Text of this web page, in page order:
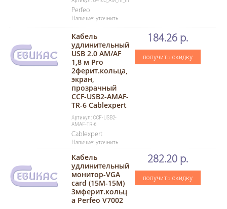
Perfeo
Наличие: уточнить
Кабель
удлинительный
USB 2.0 AM/AF
1,8 м Pro
2ферит.кольца,
экран,
прозрачный
CCF-USB2-AMAF-
TR-6 Cablexpert
Артикул: CCF-USB2-
AMAF-TR-6
Cablexpert
Наличие: уточнить
184.26 р.
получить скидку
Кабель
удлинительный
монитор-VGA
card (15M-15M)
3мферит.кольц
а Perfeo V7002
282.20 р.
получить скидку